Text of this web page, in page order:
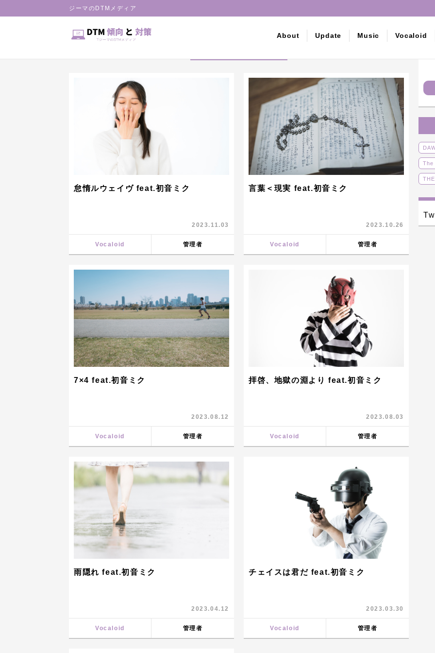
ジーマのDTMメディア
About Update Music Vocaloid
Vocaloid
怠惰ルウェイヴ feat.初音ミク
2023.11.03
Vocaloid 管理者
言葉＜現実 feat.初音ミク
2023.10.26
Vocaloid 管理者
7×4 feat.初音ミク
2023.08.12
Vocaloid 管理者
拝啓、地獄の淵より feat.初音ミク
2023.08.03
Vocaloid 管理者
雨隠れ feat.初音ミク
2023.04.12
Vocaloid 管理者
チェイスは君だ feat.初音ミク
2023.03.30
Vocaloid 管理者
The
動画